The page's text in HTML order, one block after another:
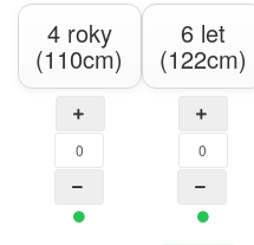
4 roky
(110cm)
6 let
(122cm)